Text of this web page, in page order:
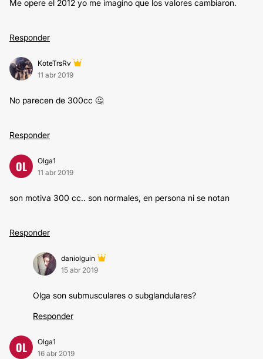
Me opere el 2012 yo me imagino que los valores cambiaron.
Responder
KoteTrsRv
11 abr 2019
No parecen de 300cc 🤔
Responder
OL
Olga1
11 abr 2019
son motiva 300 cc.. son normales, en persona ni se notan
Responder
daniolguin
15 abr 2019
Olga son submusculares o subglandulares?
Responder
OL
Olga1
16 abr 2019